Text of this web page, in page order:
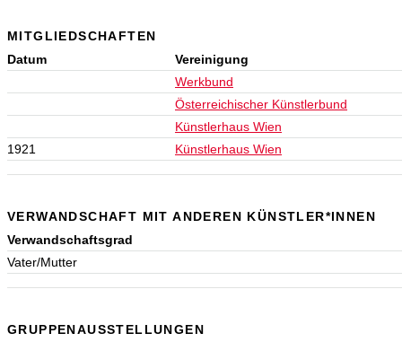
MITGLIEDSCHAFTEN
Datum
Vereinigung
Werkbund
Österreichischer Künstlerbund
Künstlerhaus Wien
1921
Künstlerhaus Wien
VERWANDSCHAFT MIT ANDEREN KÜNSTLER*INNEN
Verwandschaftsgrad
Vater/Mutter
GRUPPENAUSSTELLUNGEN